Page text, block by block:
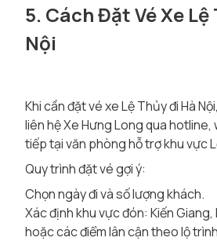
5. Cách Đặt Vé Xe
Nội
Khi cần đặt vé xe Lệ Thủy đi Hà
liên hệ Xe Hưng Long qua
tiếp tại văn phòng hỗ trợ khu vực
Quy trình đặt vé gợi ý:
Chọn ngày đi và số lượng khách.
Xác định khu vực đón: Kiến Giang,
hoặc các điểm lân cận theo lộ